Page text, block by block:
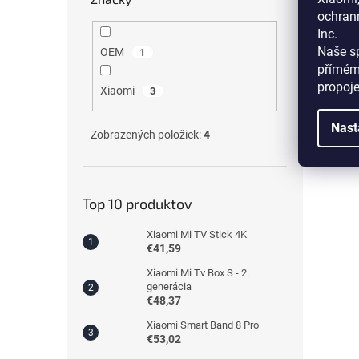
Inc.
Naše
OEM 1
Xiaomi 3
Zobrazených položiek:4
Top 10 produktov
Xiaomi Mi TV Stick 4K
€41,59
Xiaomi Mi Tv Box S - 2.
generácia
€48,37
Xiaomi Smart Band 8 Pro
€53,02